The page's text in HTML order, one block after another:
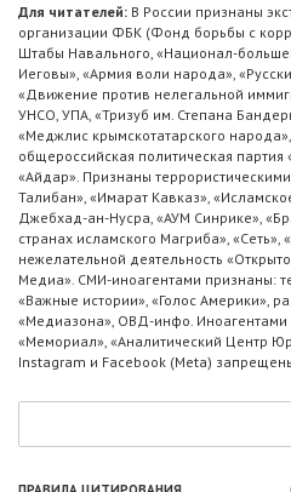
Для читателей: В России признаны
организации ФБК (Фонд борьбы с
Штабы Навального, «Национал-
Иеговы», «Армия воли народа»,
«Движение против нелегальной
УНСО, УПА, «Тризуб им. Степана
«Меджлис крымскотатарского
общероссийская политическая партия
«Айдар». Признаны
Талибан», «Имарат Кавказ»,
Джебхад-ан-Нусра, «АУМ Синрике»,
странах исламского Магриба»,
нежелательной деятельность
Медиа». СМИ-иноагентами признаны:
«Важные истории», «Голос Америки»,
«Медиазона», ОВД-инфо.
«Мемориал», «Аналитический Центр
Instagram и Facebook (Metа)